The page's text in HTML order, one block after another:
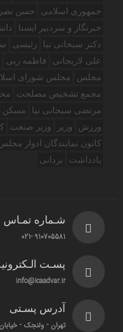
جمهوری اسلامی
حسن
خبرنگار و سردبیر ایسنا
دکتر سبحانی نیا
رئیسی
علی لاریجانی
فاطمه ربی
مجلس
مجلس شورای
مجمع تشخیص مصلحت
مرتضی سبحانی نیا
مسکن
ورزش
وزیر وزیر صنعت
کانون نمایندگان ادوار
یادداشت
یزدانی
شـماره تمـاس
910705581 -021
پسـت
info@icaadvar.ir
آدرس پسـتی
تهران - ولنجک -